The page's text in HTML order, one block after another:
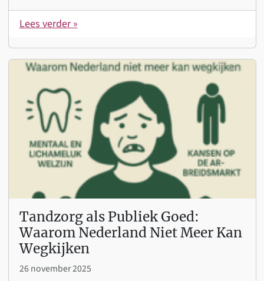
Lees verder »
Tandzorg als Publiek Goed:
Waarom Nederland Niet Meer Kan
Wegkijken
26 november 2025